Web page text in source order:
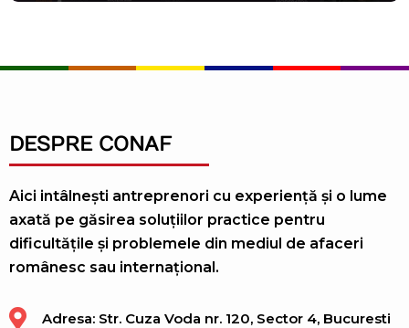
DESPRE CONAF
Aici intâlnești antreprenori cu experiență și o lume
axată pe găsirea soluțiilor practice pentru
dificultățile și problemele din mediul de afaceri
românesc sau internațional.
Adresa: Str. Cuza Voda nr. 120, Sector 4, Bucuresti